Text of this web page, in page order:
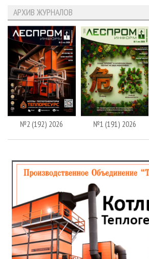
АРХИВ ЖУРНАЛОВ
№2 (192) 2026 №1 (191) 2026